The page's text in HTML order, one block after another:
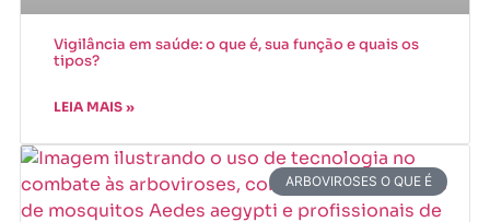
Vigilância em saúde: o que é, sua função e quais os
tipos?
LEIA MAIS »
ARBOVIROSES O QUE É